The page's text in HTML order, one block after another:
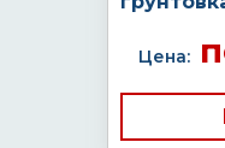
Цена: